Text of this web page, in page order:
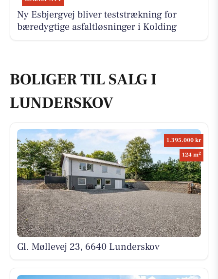
Ny Esbjergvej bliver teststrækning for
bæredygtige asfaltløsninger i Kolding
BOLIGER TIL SALG I
LUNDERSKOV
1.395.000 kr
124 m2
Gl. Møllevej 23, 6640 Lunderskov